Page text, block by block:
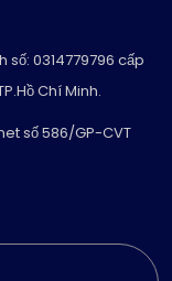
0314779796 cấp
Chí Minh.
số 586/GP-CVT